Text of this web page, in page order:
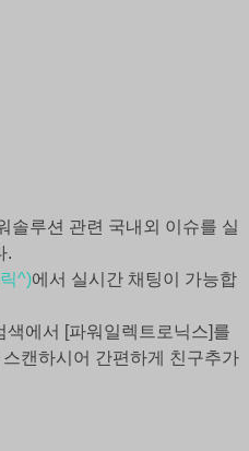
솔루션 관련 국내외 이슈를 실
.
^)에서 실시간 채팅이 가능합
에서 [파워일렉트로닉스]를
캔하시어 간편하게 친구추가